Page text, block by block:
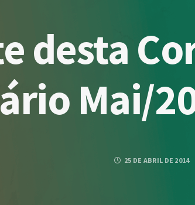
desta
Mai/
25 DE ABRIL DE 2014